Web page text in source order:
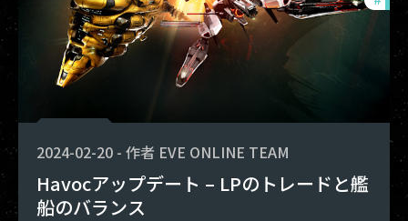
2024-02-20 - 作者 EVE ONLINE TEAM
Havocアップデート – LPのトレードと艦
船のバランス